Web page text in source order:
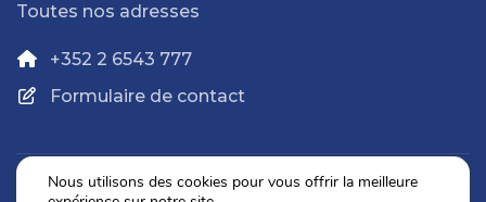
Toutes nos adresses
+352 2 6543 777
Formulaire de contact
Nous utilisons des cookies pour vous offrir la meilleure